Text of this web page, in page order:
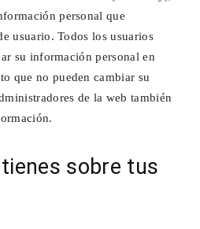
personal que
usuario. Todos los usuarios
su información personal en
que no pueden cambiar su
de la web también
sobre tus